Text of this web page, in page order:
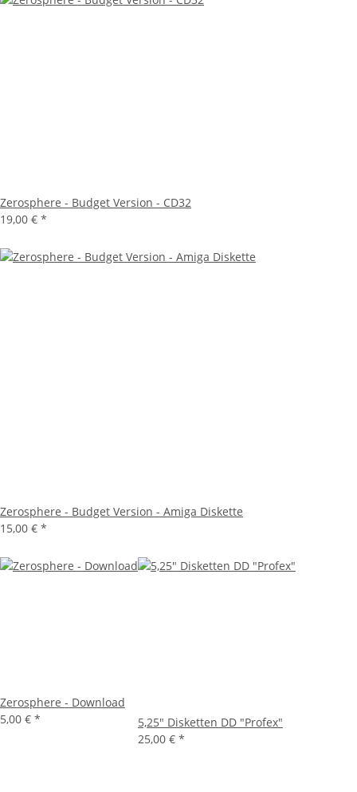
Zerosphere - Budget Version - CD32
19,00 € *
Zerosphere - Budget Version - Amiga Diskette
15,00 € *
Zerosphere - Download
5,00 € *
5,25" Disketten DD "Profex"
25,00 € *